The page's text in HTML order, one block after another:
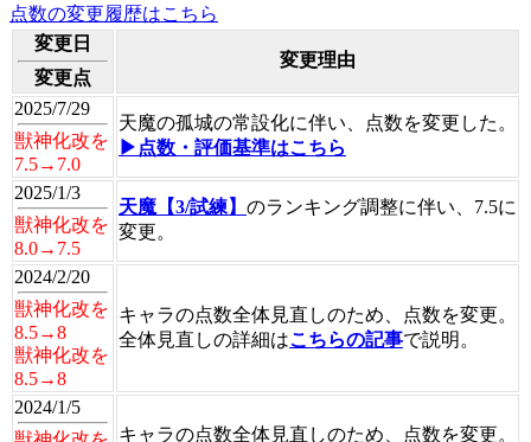
点数の変更履歴はこちら
変更日
変更点
変更理由
2025/7/29
獣神化改を
7.5→7.0
天魔の孤城の常設化に伴い、点数を変更した。
▶点数・評価基準はこちら
2025/1/3
獣神化改を
8.0→7.5
天魔【3/試練】 のランキング調整に伴い、7.5に
変更。
2024/2/20
獣神化改を
8.5→8
獣神化改を
8.5→8
キャラの点数全体見直しのため、点数を変更。
全体見直しの詳細はこちらの記事で説明。
2024/1/5
キャラの点数全体見直しのため、点数を変更。